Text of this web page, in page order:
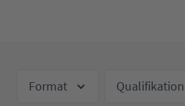
Format Qualifikation